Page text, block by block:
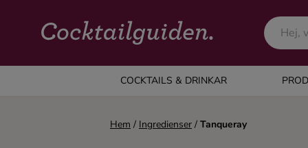
COCKTAILS & DRINKAR
COCKTAILS & DRINKAR
Alla cocktails & drinkar
Hem / Ingredienser / Tanqueray